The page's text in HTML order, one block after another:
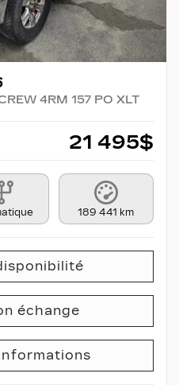
4RM 157 PO XLT
21 495$
189 441 km
échange